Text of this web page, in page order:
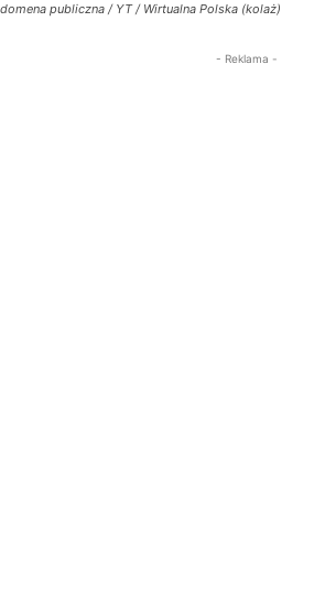
domena publiczna / YT / Wirtualna Polska (kolaż)
- Reklama -